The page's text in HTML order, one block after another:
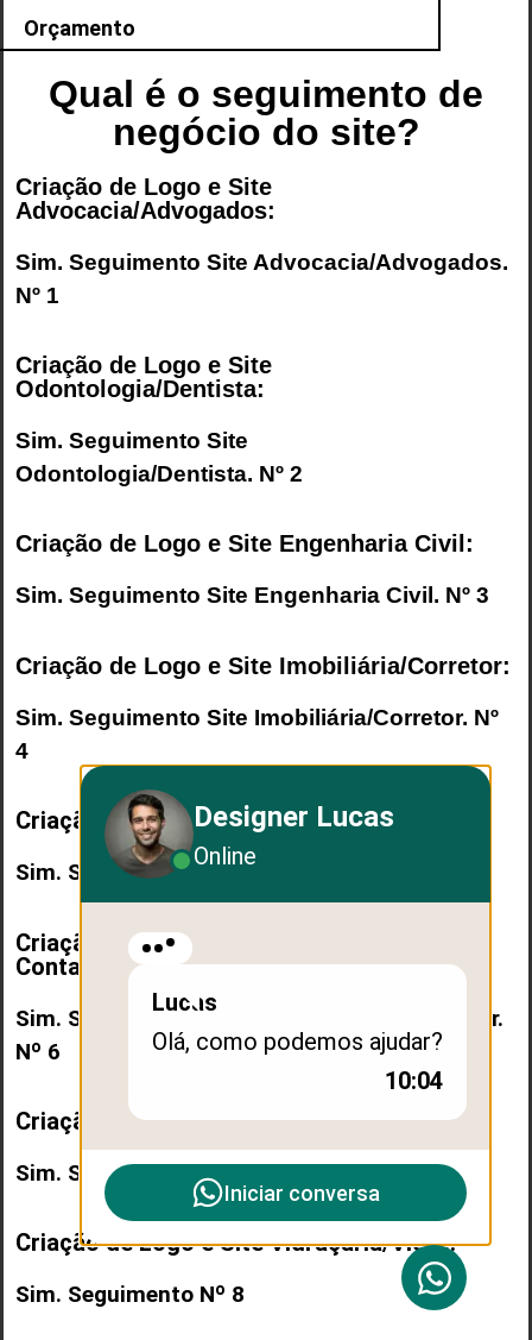
Orçamento
Qual é o seguimento de
negócio do site?
Criação de Logo e Site
Advocacia/Advogados:
Sim. Seguimento Site Advocacia/Advogados.
Nº 1
Criação de Logo e Site
Odontologia/Dentista:
Sim. Seguimento Site
Odontologia/Dentista. Nº 2
Criação de Logo e Site Engenharia Civil:
Sim. Seguimento Site Engenharia Civil . Nº 3
Criação de Logo e Site Imobiliária/Corretor:
Sim. Seguimento Site Imobiliária/Corretor. Nº
4
Criação de Logo e Site Energia Solar:
Sim. Seguimento Site Energia Solar. Nº 5
Criação de Logo e Site
Contabilidade/Contador:
Sim. Seguimento Site Contabilidade/Contador.
Nº 6
Criação de Logo e Site Nutricionista:
Sim. Seguimento Nº 7
Criação de Logo e Site Vidraçaria/Vidro:
Sim. Seguimento Nº 8
Designer Lucas
Online
Lucas
Olá, como podemos ajudar?
10:04
Iniciar conversa